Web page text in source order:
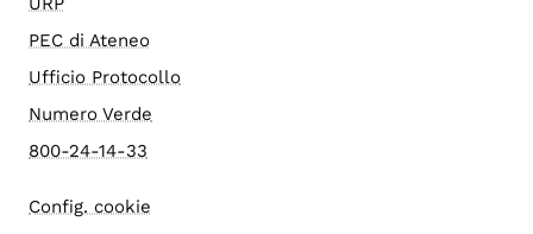
PEC di Ateneo
Ufficio Protocollo
Numero Verde
800-24-14-33
Config. cookie